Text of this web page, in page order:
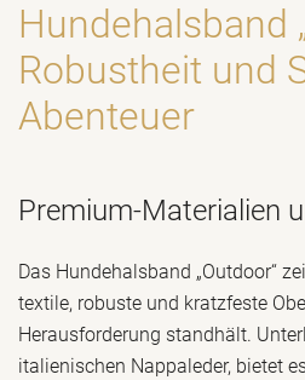
Hundehalsband
Robustheit und
Abenteuer
Premium-Materialien
Das Hundehalsband „Outdoor“
textile, robuste und kratzfeste
Herausforderung standhält.
italienischen Nappaleder, bietet